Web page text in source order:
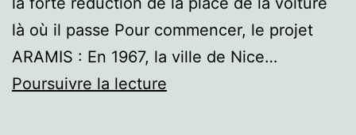
là où il passe Pour commencer, le projet
ARAMIS : En 1967, la ville de Nice…
Poursuivre la lecture